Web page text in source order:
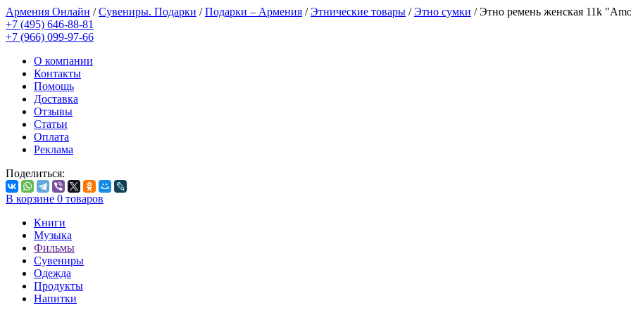
Армения Онлайн /Сувениры. Подарки /Подарки – Армения /Этнические товары /Этно сумки /Этно ремень женская 11k
+7 (495) 646-88-81
+7 (966) 099-97-66
О компании
Контакты
Помощь
Доставка
Отзывы
Статьи
Оплата
Реклама
Поделиться:
В корзине 0 товаров
Книги
Музыка
Фильмы
Сувениры
Одежда
Продукты
Напитки